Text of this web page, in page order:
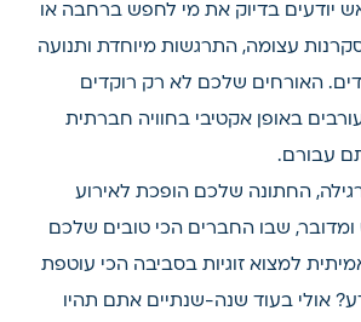
יודעים בדיוק את מי לחפש ברחבה או
עצומה, התרגשות מיוחדת ותנועה
האורחים שלכם לא רק רוקדים
באופן אקטיבי בחוויה חברתית
עבורם.
החתונה שלכם הופכת לאירוע
ומדובר, שבו החברים הכי טובים שלכם
למצוא זוגיות בסביבה הכי עוטפת
אולי בעוד שנה-שנתיים אתם תהיו